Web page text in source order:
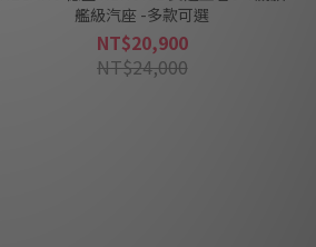
艦級汽座 -多款可選
NT$20,900
NT$24,000